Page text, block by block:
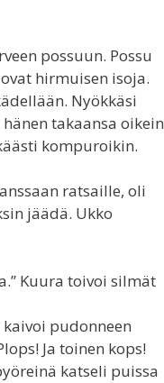
possuun. Possu
hirmuisen isoja.
Nyökkäsi
takaansa oikein
kompuroikin.
ratsaille, oli
jäädä. Ukko
Kuura toivoi silmät
kaivoi pudonneen
Ja toinen kops!
katseli puissa